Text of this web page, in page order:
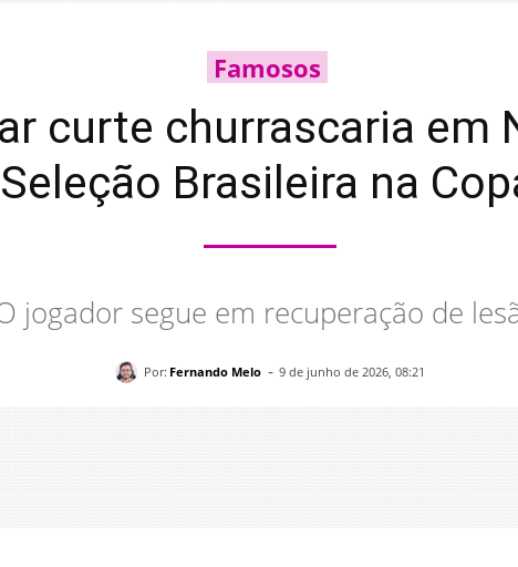
Famosos
curte churrascaria em
Brasileira na
jogador segue em recuperação de
Por: Fernando Melo - 9 de junho de 2026, 08:21